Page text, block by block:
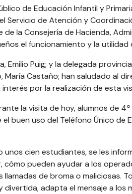
de Educación Infantil y
Servicio de Atención y
la Consejería de Hacienda,
el funcionamiento y la
Puig; y la delegada
María Castaño; han saludado al
por la realización de esta
la visita de hoy, alumnos de
buen uso del Teléfono Único de
cien estudiantes, se les
cómo pueden ayudar a los
de broma o maliciosas.
adapta el mensaje a los